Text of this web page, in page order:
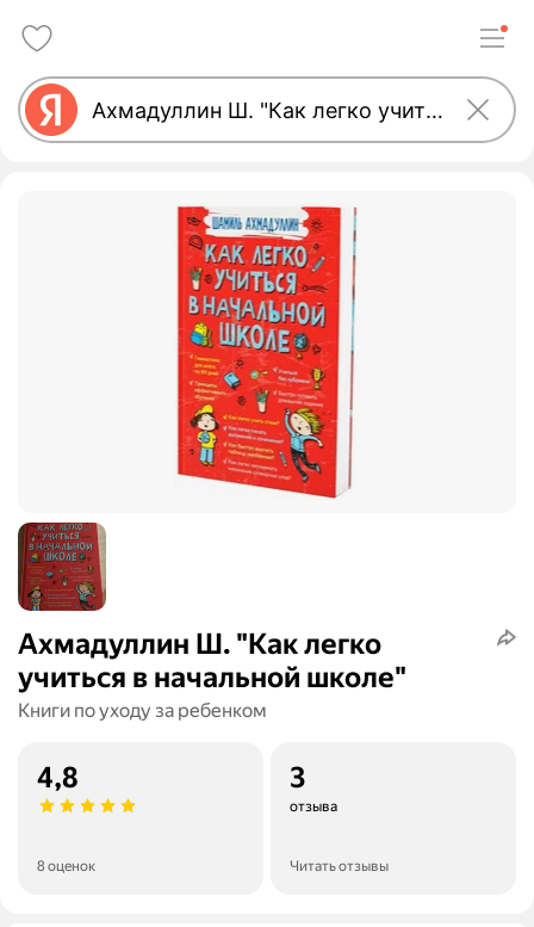
Ахмадуллин Ш. "Как легко
учиться в начальной школе"
Книги по уходу за ребенком
4,8
8 оценок
3
отзыва
Читать отзывы